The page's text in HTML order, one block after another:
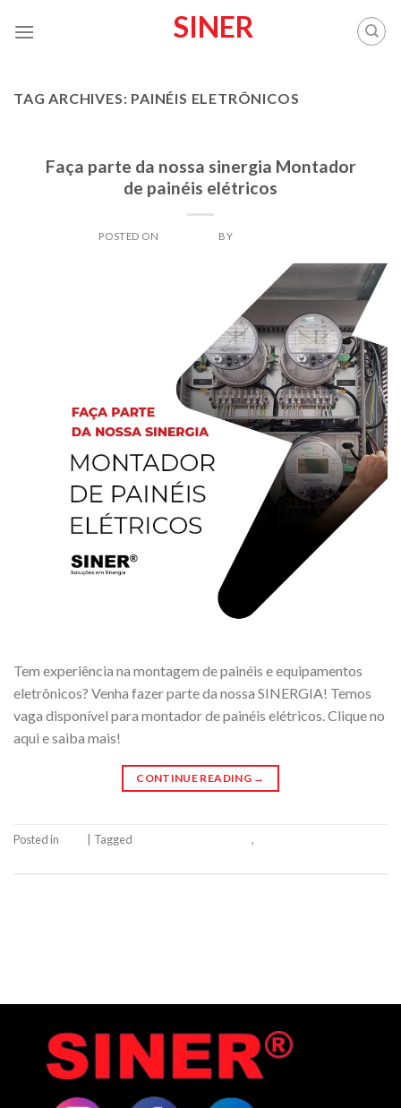
SINER
TAG ARCHIVES: PAINÉIS ELETRÔNICOS
Faça parte da nossa sinergia Montador
de painéis elétricos
POSTED ON BY
Tem experiência na montagem de painéis e equipamentos
eletrônicos? Venha fazer parte da nossa SINERGIA! Temos
vaga disponível para montador de painéis elétricos. Clique no
aqui e saiba mais!
CONTINUE READING →
Posted in Tagged ,